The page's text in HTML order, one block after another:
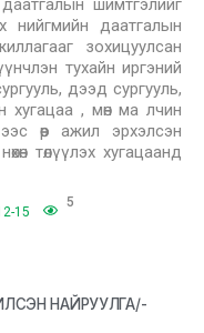
шимтгэлийг
нийгмийн даатгалын
зохицуулсан
тухайн иргэний
дээд сургууль,
хугацаа , мөн ма лчин
өөр ажил эрхэлсэн
төлүүлэх хугацаанд
15
5
НАЙРУУЛГА/-